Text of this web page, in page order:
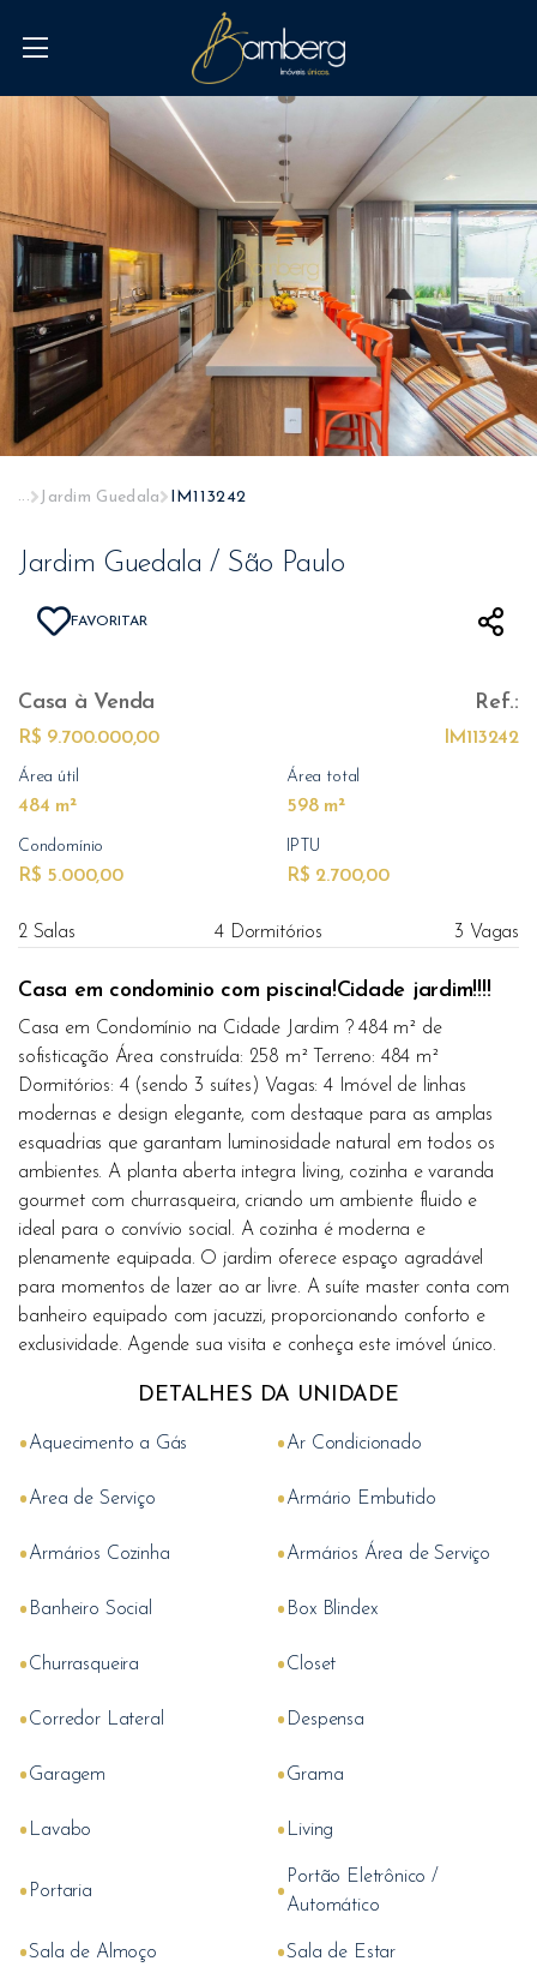
... Jardim Guedala IM113242
Jardim Guedala / São Paulo
FAVORITAR
Casa à Venda
R$ 9.700.000,00
Ref.:
IM113242
Área útil
484 m²
Área total
598 m²
Condomínio
R$ 5.000,00
IPTU
R$ 2.700,00
2 Salas 4 Dormitórios 3 Vagas
Casa em condominio com piscina!Cidade jardim!!!!
Casa em Condomínio na Cidade Jardim ? 484 m² de
sofisticação Área construída: 258 m² Terreno: 484 m²
Dormitórios: 4 (sendo 3 suítes) Vagas: 4 Imóvel de linhas
modernas e design elegante, com destaque para as amplas
esquadrias que garantam luminosidade natural em todos os
ambientes. A planta aberta integra living, cozinha e varanda
gourmet com churrasqueira, criando um ambiente fluido e
ideal para o convívio social. A cozinha é moderna e
plenamente equipada. O jardim oferece espaço agradável
para momentos de lazer ao ar livre. A suíte master conta com
banheiro equipado com jacuzzi, proporcionando conforto e
exclusividade. Agende sua visita e conheça este imóvel único.
DETALHES DA UNIDADE
•Aquecimento a Gás •Ar Condicionado
•Area de Serviço •Armário Embutido
•Armários Cozinha •Armários Área de Serviço
• Banheiro Social • Box Blindex
•Churrasqueira •Closet
•Corredor Lateral • Despensa
•Garagem •Grama
• Lavabo • Living
• Portaria • Portão Eletrônico /
Automático
•Sala de Almoço •Sala de Estar